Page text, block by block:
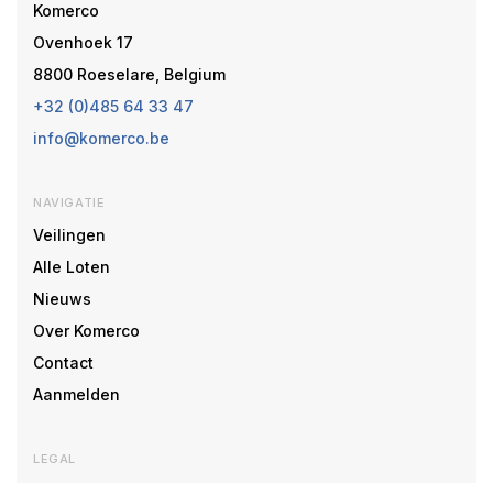
Komerco
Ovenhoek 17
8800 Roeselare, Belgium
+32 (0)485 64 33 47
info@komerco.be
NAVIGATIE
Veilingen
Alle Loten
Nieuws
Over Komerco
Contact
Aanmelden
LEGAL